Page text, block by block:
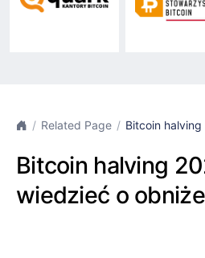
Related Page Bitcoin
Bitcoin halving
wiedzieć o